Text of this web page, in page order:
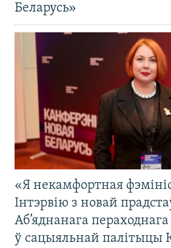
Беларусь»
«Я некамфортная
Інтэрвію з новай
Аб’яднанага
ў сацыяльнай палітыцы